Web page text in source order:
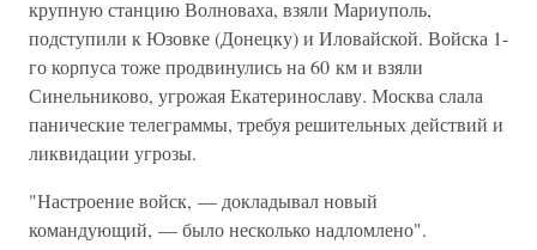
крупную станцию Волноваха, взяли Мариуполь,
подступили к Юзовке (Донецку) и Иловайской. Войска 1-
го корпуса тоже продвинулись на 60 км и взяли
Синельниково, угрожая Екатеринославу. Москва слала
панические телеграммы, требуя решительных действий и
ликвидации угрозы.
"Настроение войск, — докладывал новый
командующий, — было несколько надломлено".